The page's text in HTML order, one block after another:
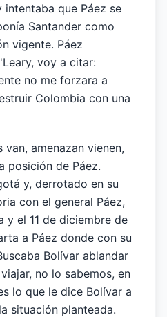
intentaba que Páez se
Santander como
vigente. Páez
voy a citar:
no me forzara a
Colombia con una
van, amenazan vienen,
posición de Páez.
y, derrotado en su
con el general Páez,
y el 11 de diciembre de
a Páez donde con su
Bolívar ablandar
no lo sabemos, en
lo que le dice Bolívar a
situación planteada.